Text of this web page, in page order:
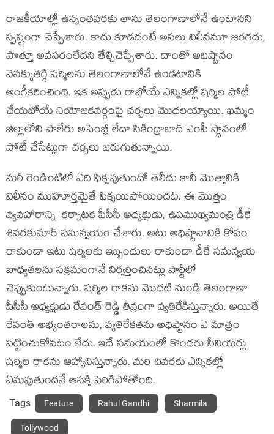
రాజకీయాల్లో ఉన్నంతవరకు తాను తెలంగాణాలోనే ఉంటానని
స్పష్టంగా చెప్పేశారు. కాదు కూడదంటే అసలు విలీనమూ జరగదు,
పొత్తూ అవసరంలేదని తేల్చిచెప్పేశారు. దాంతో అధిష్టానం
వెనక్కుతగ్గి షర్మిలను తెలంగాణాలోనే ఉండటానికి
అంగీకరించింది. ఇక అప్పుడు రాబోయే ఎన్నికల్లో షర్మిల పోటీ
చేయబోయే నియోజకవర్గంపై చర్చలు మొదలయ్యాయి. ఖమ్మం
జిల్లాలోని పాలేరు అసెంబ్లీ లేదా సికింద్రాబాద్ ఎంపీ స్ధానంలో
పోటీ చేసేట్లుగా చర్చలు జరుగుతున్నాయి.
మరీ రెండింటిలో ఏది ఫిక్సవుతుందో తెలీదు కానీ మొత్తానికి
విలీనం ముహూర్తమైతే ఫిక్సయిపోయిందట. ఈ మొత్తం
వ్యవహారాన్ని కర్నాటక పీసీసీ అధ్యక్షుడు, ఉపముఖ్యమంత్రి డీకే
శివరకుమార్ సమన్వయం చేశారు. అటు అధిష్టానానికి కోపం
రాకుండా ఇటు షర్మిలకు ఇబ్బందులు రాకుండా డీకే సమన్వయ
బాధ్యతలను సక్రమంగానే నిర్వర్తించినట్లు పార్టీలో
చెప్పుకుంటున్నారు. షర్మిల రాకను మొదటి నుండి తెలంగాణా
పీసీసీ అధ్యక్షుడు రేవంత్ రెడ్డి తీవ్రంగా వ్యతిరేకిస్తున్నారు. అయితే
రేవంత్ అభ్యంతరాలను, వ్యతిరేకతను అధిష్టానం ఏ మాత్రం
పట్టించుకోవటం లేదు. ఇదే సమయంలో కొందరు సీనియర్లు
షర్మిల రాకను ఆహ్వానిస్తున్నారు. మరి చివరకు ఎన్నికల్లో
ఏమవుతుందనే ఆసక్తి పెరిగిపోతోంది.
Tags Feature Rahul Gandhi Sharmila
Tollywood